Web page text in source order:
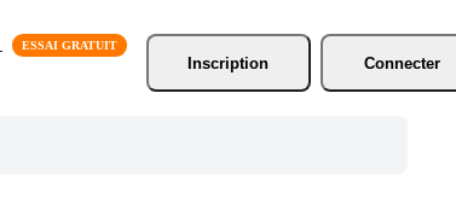
Inscription
Connecter